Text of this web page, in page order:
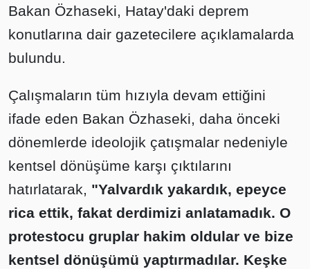
Bakan Özhaseki, Hatay'daki deprem
konutlarına dair gazetecilere açıklamalarda
bulundu.
Çalışmaların tüm hızıyla devam ettiğini
ifade eden Bakan Özhaseki, daha önceki
dönemlerde ideolojik çatışmalar nedeniyle
kentsel dönüşüme karşı çıktılarını
hatırlatarak, "Yalvardık yakardık, epeyce
rica ettik, fakat derdimizi anlatamadık. O
protestocu gruplar hakim oldular ve bize
kentsel dönüşümü yaptırmadılar. Keşke